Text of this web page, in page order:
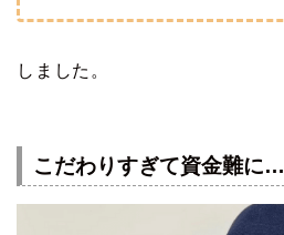
しました。
こだわりすぎて資金難に…